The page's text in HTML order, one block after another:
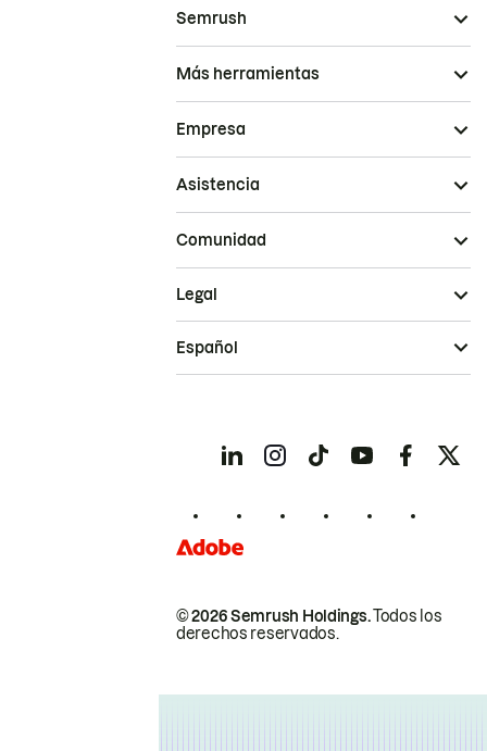
Semrush
Más herramientas
Empresa
Asistencia
Comunidad
© 2026 Semrush Holdings.Todos los
derechos reservados.
Legal
Español